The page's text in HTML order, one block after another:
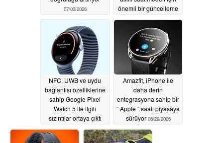
07/03/2026
önemli bir güncelleme
07/02/2026
NFC, UWB ve uydu
bağlantısı özelliklerine
sahip Google Pixel
Watch 5 ile ilgili
sızıntılar ortaya çıktı
06/30/2026
Amazfit, iPhone ile
daha derin
entegrasyona sahip bir
“ Apple ” saati piyasaya
sürüyor 06/29/2026